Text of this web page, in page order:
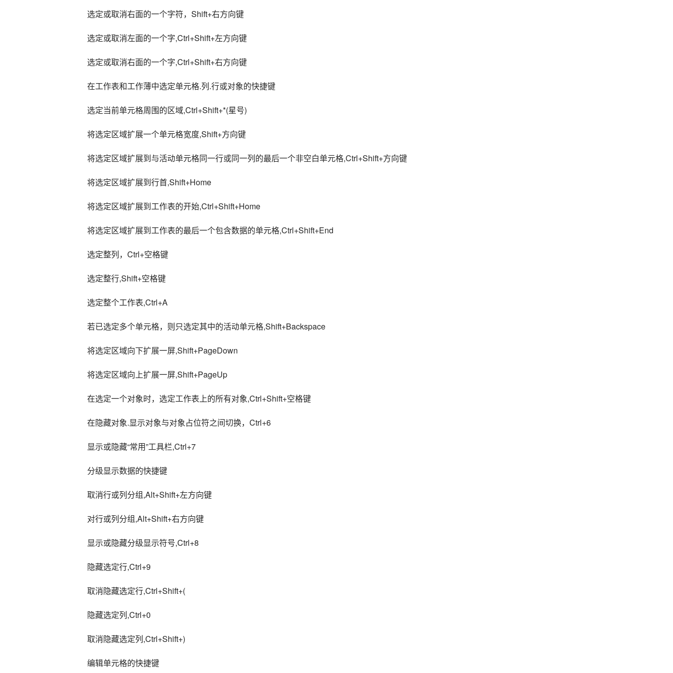
选定或取消右面的一个字符，Shift+右方向键
选定或取消左面的一个字,Ctrl+Shift+左方向键
选定或取消右面的一个字,Ctrl+Shift+右方向键
在工作表和工作薄中选定单元格.列.行或对象的快捷键
选定当前单元格周围的区域,Ctrl+Shift+*(星号)
将选定区域扩展一个单元格宽度,Shift+方向键
将选定区域扩展到与活动单元格同一行或同一列的最后一个非空白单元格,Ctrl+Shift+方向键
将选定区域扩展到行首,Shift+Home
将选定区域扩展到工作表的开始,Ctrl+Shift+Home
将选定区域扩展到工作表的最后一个包含数据的单元格,Ctrl+Shift+End
选定整列，Ctrl+空格键
选定整行,Shift+空格键
选定整个工作表,Ctrl+A
若已选定多个单元格，则只选定其中的活动单元格,Shift+Backspace
将选定区域向下扩展一屏,Shift+PageDown
将选定区域向上扩展一屏,Shift+PageUp
在选定一个对象时，选定工作表上的所有对象,Ctrl+Shift+空格键
在隐藏对象.显示对象与对象占位符之间切换，Ctrl+6
显示或隐藏“常用”工具栏,Ctrl+7
分级显示数据的快捷键
取消行或列分组,Alt+Shift+左方向键
对行或列分组,Alt+Shift+右方向键
显示或隐藏分级显示符号,Ctrl+8
隐藏选定行,Ctrl+9
取消隐藏选定行,Ctrl+Shift+(
隐藏选定列,Ctrl+0
取消隐藏选定列,Ctrl+Shift+)
编辑单元格的快捷键